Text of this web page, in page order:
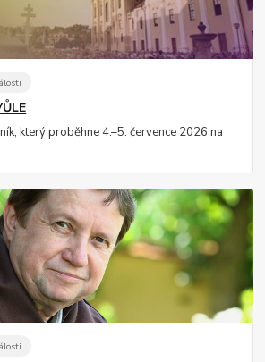
který proběhne 4.–5. července 2026 na